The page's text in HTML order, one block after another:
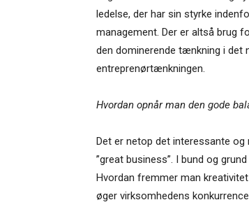
ledelse, der har sin styrke
management. Der er altså brug
den dominerende tænkning i det
entreprenørtænkningen.
Hvordan opnår man den gode
Det er netop det interessante
”great business”. I bund og
Hvordan fremmer man
øger virksomhedens